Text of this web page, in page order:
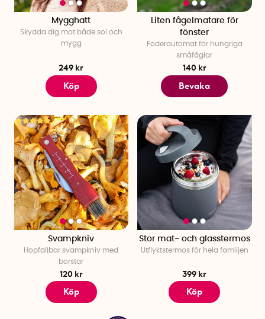
Mygghatt
Skydda dig mot både sol och
mygg
249 kr
Köp
Liten fågelmatare för
fönster
Foderautomat för hungriga
småfåglar
140 kr
Bevaka
Svampkniv
Hopfällbar svampkniv med
borstar
120 kr
Köp
Stor mat- och glasstermos
Utflyktstermos för hela familjen
399 kr
Köp